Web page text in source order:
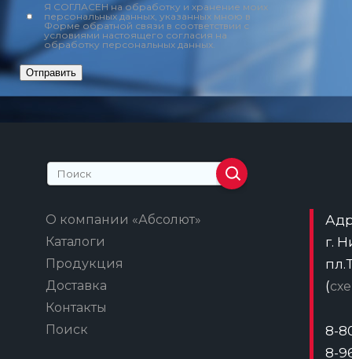
Я СОГЛАСЕН на обработку и хранение моих
персональных данных, указанных мною в
Форме обратной связи в соответствии с
условиями настоящего согласия на
обработку персональных данных.
Отправить
О компании «Абсолют»
Каталоги
Продукция
Доставка
Контакты
Поиск
г.
(
8-
8-